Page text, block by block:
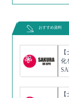
おすすめ資料
化